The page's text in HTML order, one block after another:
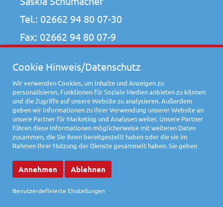
Tel.: 02662 94 80 07-30
Fax: 02662 94 80 07-9
Impressum Datenschutz
Konzept & Umsetzung by attentio
Cookie Einstellungen
Cookie Hinweis/Datenschutz
Wir verwenden Cookies, um Inhalte und Anzeigen zu
personalisieren, Funktionen für Soziale Medien anbieten zu können
und die Zugriffe auf unsere Website zu analysieren. Außerdem
geben wir Informationen zu Ihrer Verwendung unserer Website an
unsere Partner für Marketing und Analysen weiter. Unsere Partner
führen diese Informationen möglicherweise mit weiteren Daten
zusammen, die Sie ihnen bereitgestellt haben oder die sie im
Rahmen Ihrer Nutzung der Dienste gesammelt haben. Sie geben
nutzen.
Annehmen Ablehnen
Benutzerdefinierte Einstellungen